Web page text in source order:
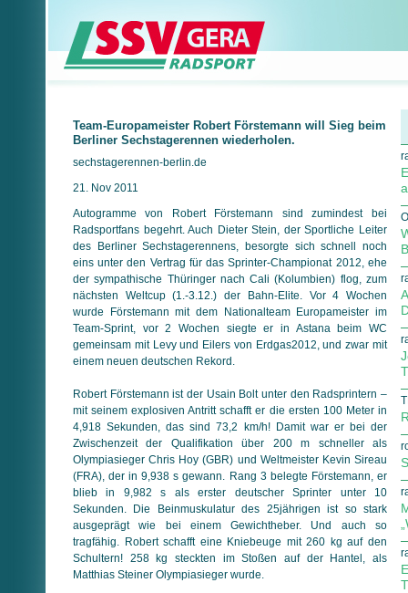
Team-Europameister Robert Förstemann will Sieg beim
Berliner Sechstagerennen wiederholen.
sechstagerennen-berlin.de
21. Nov 2011
Autogramme von Robert Förstemann sind zumindest bei
Radsportfans begehrt. Auch Dieter Stein, der Sportliche Leiter
des Berliner Sechstagerennens, besorgte sich schnell noch
eins unter den Vertrag für das Sprinter-Championat 2012, ehe
der sympathische Thüringer nach Cali (Kolumbien) flog, zum
nächsten Weltcup (1.-3.12.) der Bahn-Elite. Vor 4 Wochen
wurde Förstemann mit dem Nationalteam Europameister im
Team-Sprint, vor 2 Wochen siegte er in Astana beim WC
gemeinsam mit Levy und Eilers von Erdgas2012, und zwar mit
einem neuen deutschen Rekord.
Robert Förstemann ist der Usain Bolt unter den Radsprintern –
mit seinem explosiven Antritt schafft er die ersten 100 Meter in
4,918 Sekunden, das sind 73,2 km/h! Damit war er bei der
Zwischenzeit der Qualifikation über 200 m schneller als
Olympiasieger Chris Hoy (GBR) und Weltmeister Kevin Sireau
(FRA), der in 9,938 s gewann. Rang 3 belegte Förstemann, er
blieb in 9,982 s als erster deutscher Sprinter unter 10
Sekunden. Die Beinmuskulatur des 25jährigen ist so stark
ausgeprägt wie bei einem Gewichtheber. Und auch so
tragfähig. Robert schafft eine Kniebeuge mit 260 kg auf den
Schultern! 258 kg steckten im Stoßen auf der Hantel, als
Matthias Steiner Olympiasieger wurde.